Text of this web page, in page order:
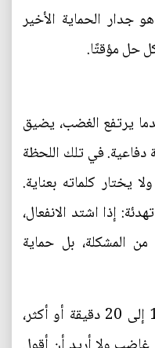
جدار الحماية الأخير
كل حل مؤقتًا.
يرتفع الغضب، يضيق
دفاعية. في تلك اللحظة
يختار كلماته بعناية.
إذا اشتد الانفعال،
المشكلة، بل حماية
يمكن أن تكون الاستراحة من 15 إلى 20 دقيقة أو أكثر،